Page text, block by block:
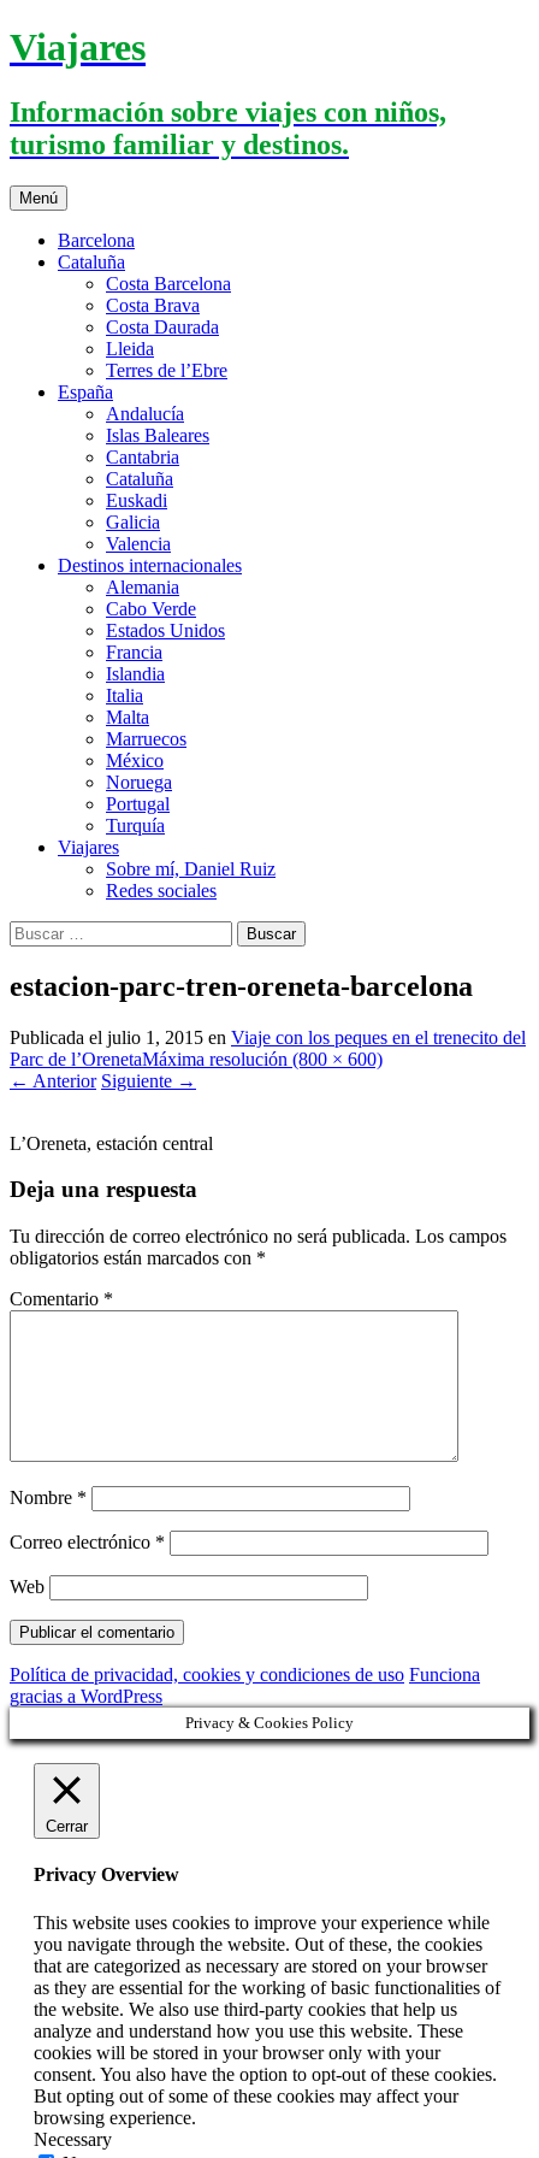
Saltar
al
Viajares
Información sobre viajes con niños,
turismo familiar y destinos.
Menú
Barcelona
Cataluña
Costa Barcelona
Costa Brava
Costa Daurada
Lleida
Terres de l’Ebre
España
Andalucía
Islas Baleares
Cantabria
Cataluña
Euskadi
Galicia
Valencia
Destinos internacionales
Alemania
Cabo Verde
Estados Unidos
Francia
Islandia
Italia
Malta
Marruecos
México
Noruega
Portugal
Turquía
Viajares
Sobre mí, Daniel Ruiz
Redes sociales
Buscar:
estacion-parc-tren-oreneta-barcelona
Publicada el julio 1, 2015 en Viaje con los peques en el trenecito del
Parc de l’OrenetaMáxima resolución (800 × 600)
← Anterior Siguiente →
L’Oreneta, estación central
Deja una respuesta
Tu dirección de correo electrónico no será publicada. Los campos
obligatorios están marcados con *
Comentario *
Nombre *
Correo electrónico *
Web
Política de privacidad, cookies y condiciones de uso Funciona
gracias a WordPress
Privacy & Cookies Policy
Cerrar
Privacy Overview
This website uses cookies to improve your experience while
you navigate through the website. Out of these, the cookies
that are categorized as necessary are stored on your browser
as they are essential for the working of basic functionalities of
the website. We also use third-party cookies that help us
analyze and understand how you use this website. These
cookies will be stored in your browser only with your
consent. You also have the option to opt-out of these cookies.
But opting out of some of these cookies may affect your
browsing experience.
Necessary